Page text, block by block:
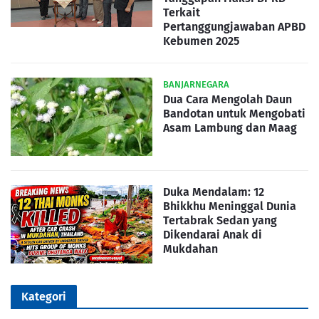
Terkait
Pertanggungjawaban APBD
Kebumen 2025
BANJARNEGARA
Dua Cara Mengolah Daun
Bandotan untuk Mengobati
Asam Lambung dan Maag
Duka Mendalam: 12
Bhikkhu Meninggal Dunia
Tertabrak Sedan yang
Dikendarai Anak di
Mukdahan
Kategori